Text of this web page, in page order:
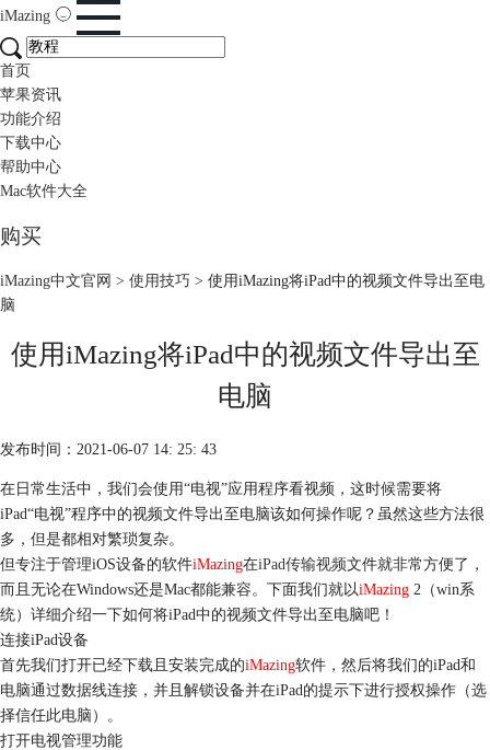
iMazing
首页
苹果资讯
功能介绍
下载中心
帮助中心
Mac软件大全
购买
iMazing中文官网 > 使用技巧 > 使用iMazing将iPad中的视频文件导出至电
脑
使用iMazing将iPad中的视频文件导出至
电脑
发布时间：2021-06-07 14: 25: 43
在日常生活中，我们会使用“电视”应用程序看视频，这时候需要将
iPad“电视”程序中的视频文件导出至电脑该如何操作呢？虽然这些方法很
多，但是都相对繁琐复杂。
但专注于管理iOS设备的软件iMazing在iPad传输视频文件就非常方便了，
而且无论在Windows还是Mac都能兼容。下面我们就以iMazing 2（win系
统）详细介绍一下如何将iPad中的视频文件导出至电脑吧！
连接iPad设备
首先我们打开已经下载且安装完成的iMazing软件，然后将我们的iPad和
电脑通过数据线连接，并且解锁设备并在iPad的提示下进行授权操作（选
择信任此电脑）。
打开电视管理功能